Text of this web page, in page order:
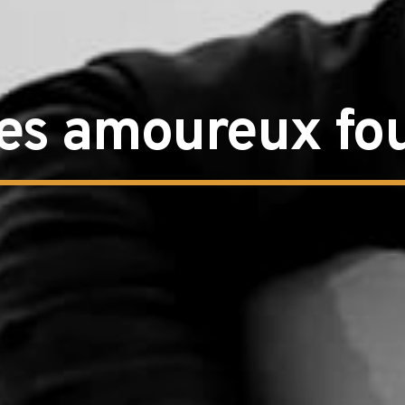
amoureux